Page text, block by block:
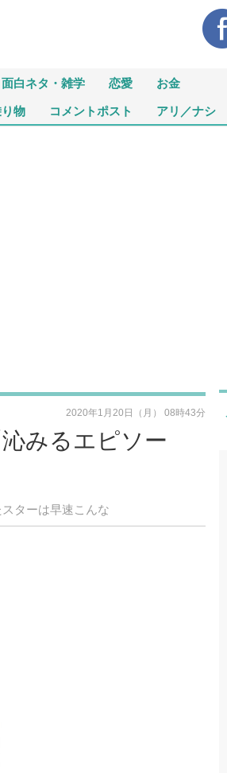
面白ネタ・雑学 恋愛 お金
物 コメントポスト アリ／ナシ
みるエピソー
ターは早速こんな
2020年1月20日（月） 08時43分